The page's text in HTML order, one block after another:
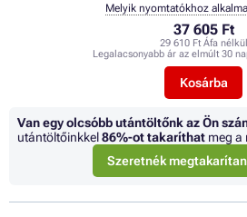
37 605 Ft
29 610 Ft Áfa nélkül
Legalacsonyabb ár az elmúlt 30
Kosárba
Melyik nyomtatókhoz
Van egy olcsóbb utántöltőnk az Ön
utántöltőinkkel86%-ot takaríthat meg a
Szeretnék